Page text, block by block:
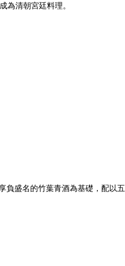
清朝宮廷料理。
負盛名的竹葉青酒為基礎，配以五